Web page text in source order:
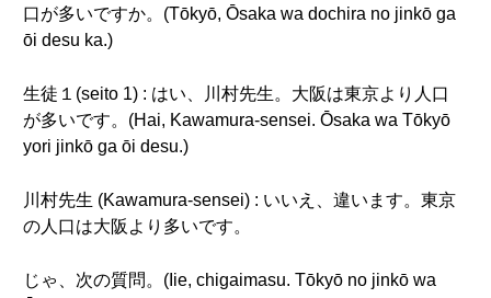
口が多いですか。(Tōkyō, Ōsaka wa dochira no jinkō ga
ōi desu ka.)
生徒１(seito 1) : はい、川村先生。大阪は東京より人口
が多いです。(Hai, Kawamura-sensei. Ōsaka wa Tōkyō
yori jinkō ga ōi desu.)
川村先生 (Kawamura-sensei) : いいえ、違います。東京
の人口は大阪より多いです。
じゃ、次の質問。(Iie, chigaimasu. Tōkyō no jinkō wa